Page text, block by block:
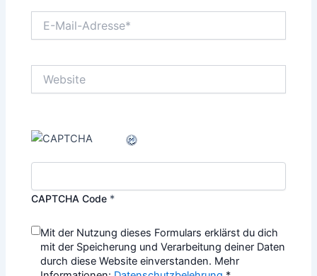
Mail-
CAPTCHA Code *
Mit der Nutzung dieses Formulars erklärst du dich
mit der Speicherung und Verarbeitung deiner Daten
durch diese Website einverstanden. Mehr